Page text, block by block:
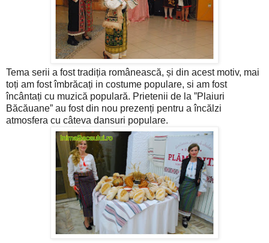
Tema serii a fost tradiția românească, și din acest motiv, mai
toți am fost îmbrăcați in costume populare, si am fost
încântați cu muzică populară. Prietenii de la ”Plaiuri
Băcăuane” au fost din nou prezenți pentru a încălzi
atmosfera cu câteva dansuri populare.